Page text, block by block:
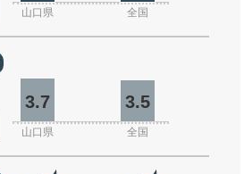
山口県 全国
3.7 3.5
山口県 全国